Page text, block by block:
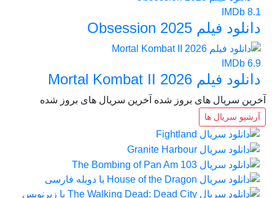
IMDb 8.1
دانلود فیلم Obsession 2025
IMDb 6.9
دانلود فیلم Mortal Kombat II 2026
آخرین سریال های بروز شده آخرین سریال های بروز شده
آرشیو سریال ها